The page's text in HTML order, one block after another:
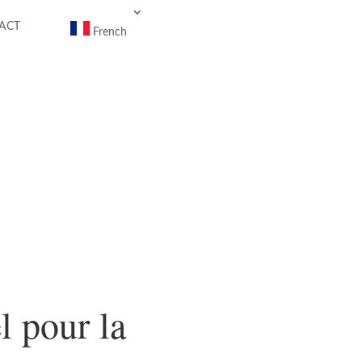
French
pour la